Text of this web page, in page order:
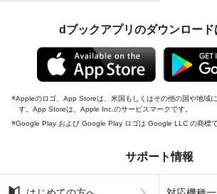
dブックアプリのダウンロード
Appleのロゴ、App Storeは、米国もしくはその他の国や地域
す。App Storeは、Apple Inc.のサービスマークです。
Google Play および Google Play ロゴは Google LLC の商標で
サポート情報